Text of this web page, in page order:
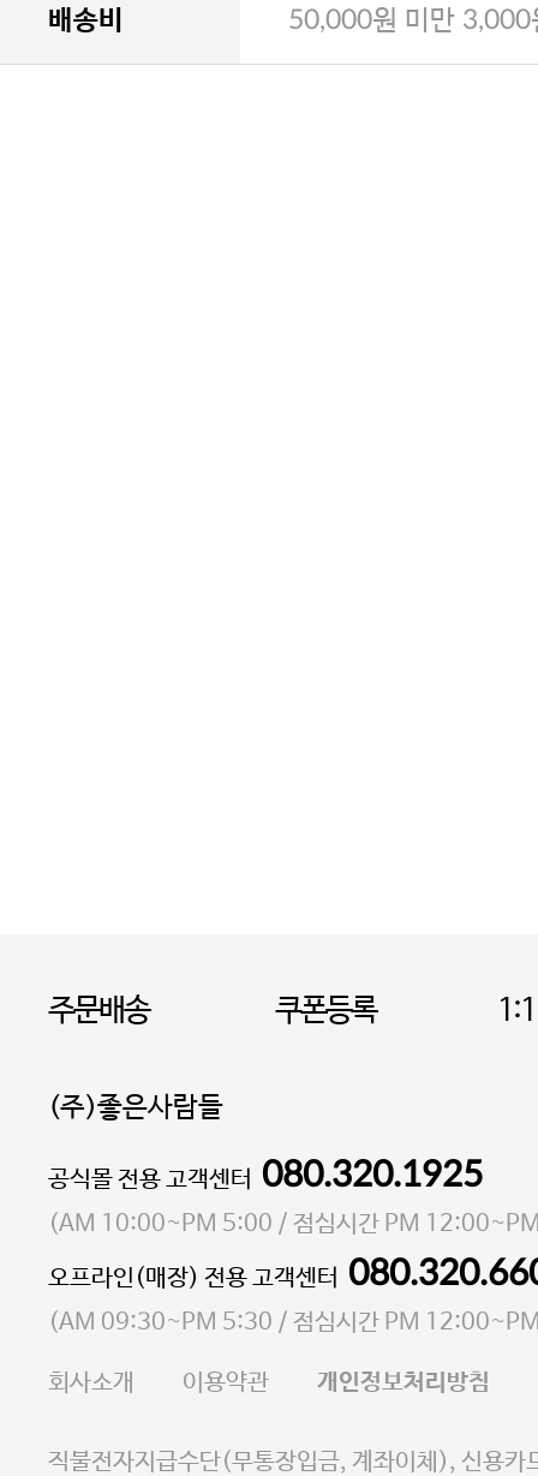
배송비 50,000원 미만 3,000
주문배송 쿠폰등록
(주)좋은사람들
대표 이성현,박영환| 개인정보관리책임자 김상현
소재지 서울특별시 마포구 마포대로4다길 41 마포
통신판매업 신고번호 2023-서울마포-3931호
사업자등록번호 105-81-58242
E-MAIL goodpeople@gpin.co.kr
사업자정보확인
이니시스 에스크로 서비
공식몰 전용 고객센터 080.320.1925
(AM 10:00~PM 5:00 / 점심시간 PM
오프라인(매장) 전용 고객센터
(AM 09:30~PM 5:30 / 점심시간 PM
회사소개 이용약관 개인정보처리방침
직불전자지급수단(무통장입금, 계좌이체), 신용카